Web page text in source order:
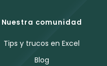
Nuestra comunidad
Tips y trucos en Excel
Blog